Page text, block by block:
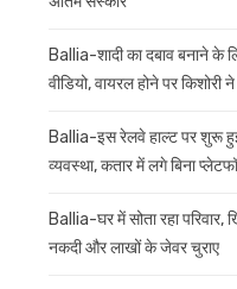
Ballia-शादी का दबाव बनाने के
वीडियो, वायरल होने पर किशोरी
Ballia-इस रेलवे हाल्ट पर शुरू
व्यवस्था, कतार में लगे बिना
Ballia-घर में सोता रहा
नकदी और लाखों के जेवर चुराए